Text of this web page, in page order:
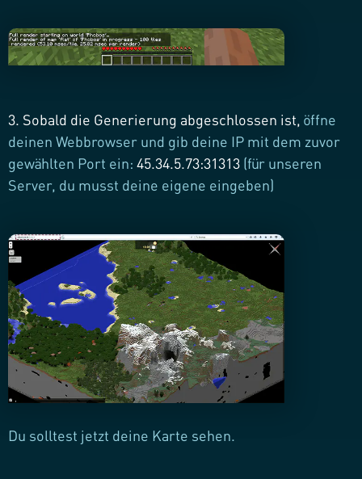
3. Sobald die Generierung abgeschlossen ist, öffne
deinen Webbrowser und gib deine IP mit dem zuvor
gewählten Port ein: 45.34.5.73:31313 (für unseren
Server, du musst deine eigene eingeben)
Du solltest jetzt deine Karte sehen.